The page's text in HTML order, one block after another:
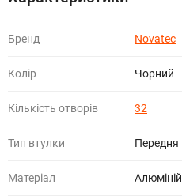
Бренд Novatec
Колір Чорний
Кількість отворів 32
Тип втулки Передня
Матеріал Алюміній